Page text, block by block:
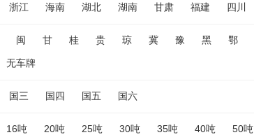
浙江 海南 湖北 湖南 甘肃 福建 四川
闽 甘 桂 贵 琼 冀 豫 黑 鄂
无车牌
国三 国四 国五 国六
16吨 20吨 25吨 30吨 35吨 40吨 50吨